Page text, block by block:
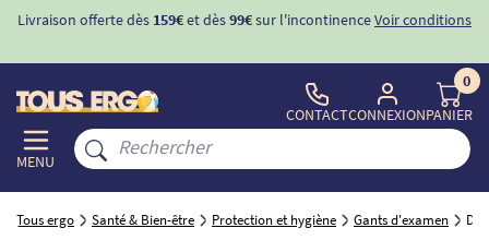
Livraison offerte dès 159€et dès99€sur l'incontinenceVoir conditions
MENU
CONTACTCONNEXION
0
PANIER
Tous ergo Santé & Bien-être Protection et hygiène Gants d'examen